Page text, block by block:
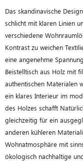
Das skandinavische
schlicht mit klaren Linien
verschiedene
Kontrast zu weichen
eine angenehme
Beistelltisch aus Holz mit
authentischen Materialen
ein klares Interieur im
des Holzes schafft
gleichzeitig für ein
anderen kühleren
Wohnatmosphäre mit
ökologisch nachhaltige